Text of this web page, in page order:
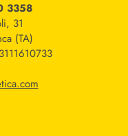
3358
31
(TA)